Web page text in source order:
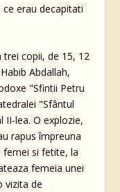
erau decapitati
copii, de 15, 12
Abdallah,
"Sfintii Petru
"Sfântul
II-lea. O explozie,
rapus împreuna
si fetite, la
femeia unei
vizita de